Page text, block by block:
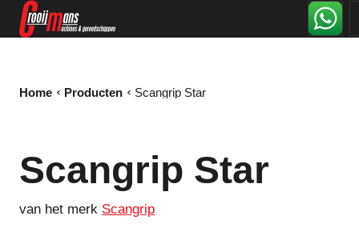
Home Producten Scangrip Star
Scangrip Star
van het merk Scangrip